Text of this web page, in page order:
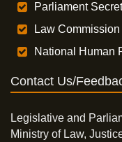
Parliament
Law Commission
National Human
Contact Us/
Legislative and
Ministry of Law,